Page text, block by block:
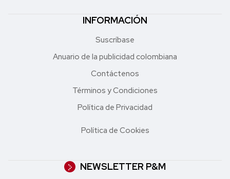
INFORMACIÓN
Suscríbase
Anuario de la publicidad colombiana
Contáctenos
Términos y Condiciones
Política de Privacidad
Política de Cookies
NEWSLETTER P&M